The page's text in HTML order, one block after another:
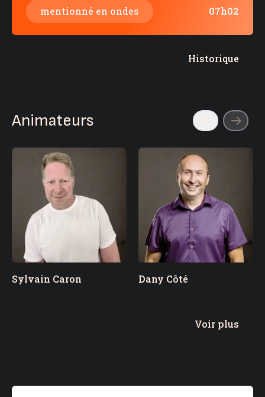
mentionné en ondes 07h02
Historique
Animateurs
Sylvain Caron Dany Côté
Voir plus